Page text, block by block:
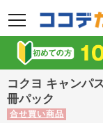
メニュー
コクヨ キャンパ
冊パック
合せ買い商品